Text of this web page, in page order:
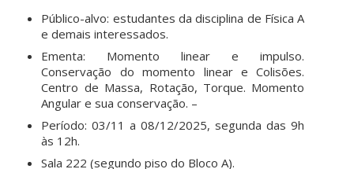
Público-alvo: estudantes da disciplina de Física A
e demais interessados.
Ementa: Momento linear e impulso.
Conservação do momento linear e Colisões.
Centro de Massa, Rotação, Torque. Momento
Angular e sua conservação. –
Período: 03/11 a 08/12/2025, segunda das 9h
às 12h.
Sala 222 (segundo piso do Bloco A).